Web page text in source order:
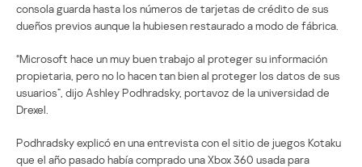
consola guarda hasta los números de tarjetas de crédito de sus
dueños previos aunque la hubiesen restaurado a modo de fábrica.
“Microsoft hace un muy buen trabajo al proteger su información
propietaria, pero no lo hacen tan bien al proteger los datos de sus
usuarios”, dijo Ashley Podhradsky, portavoz de la universidad de
Drexel.
Podhradsky explicó en una entrevista con el sitio de juegos Kotaku
que el año pasado había comprado una Xbox 360 usada para